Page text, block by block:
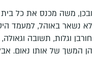
ובכן, משה מכנס את כל
לא נשאר באוהל, למעמד
חורבן וגלות, תשובה
הן המשך של אותו נאום.